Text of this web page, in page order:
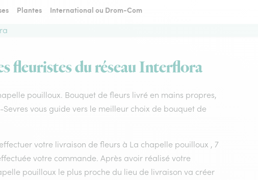
Plantes
International ou Drom-Com
fleuristes du réseau Interflora
pouilloux. Bouquet de fleurs livré en mains propres,
vous guide vers le meilleur choix de bouquet de
votre livraison de fleurs à La chapelle pouilloux , 7
votre commande. Après avoir réalisé votre
pouilloux le plus proche du lieu de livraison va créer